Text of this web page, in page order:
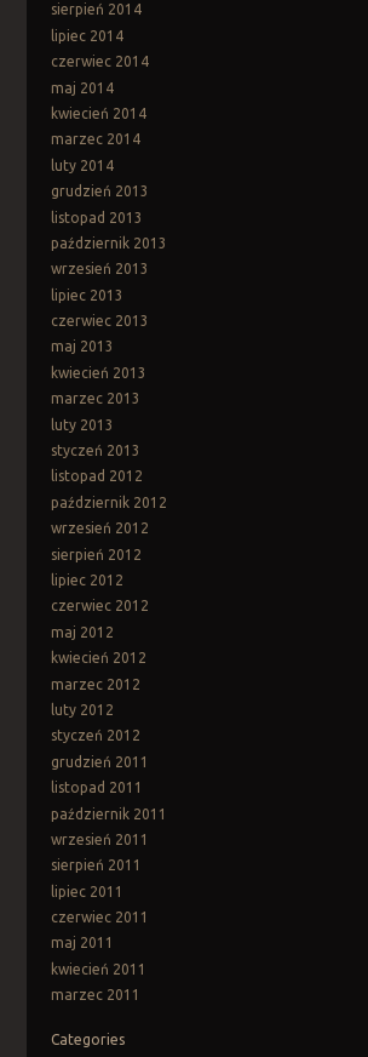
sierpień 2014
lipiec 2014
czerwiec 2014
maj 2014
kwiecień 2014
marzec 2014
luty 2014
grudzień 2013
listopad 2013
październik 2013
wrzesień 2013
lipiec 2013
czerwiec 2013
maj 2013
kwiecień 2013
marzec 2013
luty 2013
styczeń 2013
listopad 2012
październik 2012
wrzesień 2012
sierpień 2012
lipiec 2012
czerwiec 2012
maj 2012
kwiecień 2012
marzec 2012
luty 2012
styczeń 2012
grudzień 2011
listopad 2011
październik 2011
wrzesień 2011
sierpień 2011
lipiec 2011
czerwiec 2011
maj 2011
kwiecień 2011
marzec 2011
Categories